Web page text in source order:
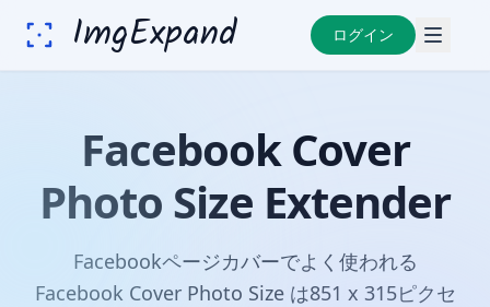
ImgExpand ログイン
Facebook Cover
Photo Size Extender
Facebookページカバーでよく使われる
Facebook Cover Photo Size は851 x 315ピクセ